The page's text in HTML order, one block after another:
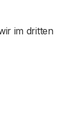
im dritten